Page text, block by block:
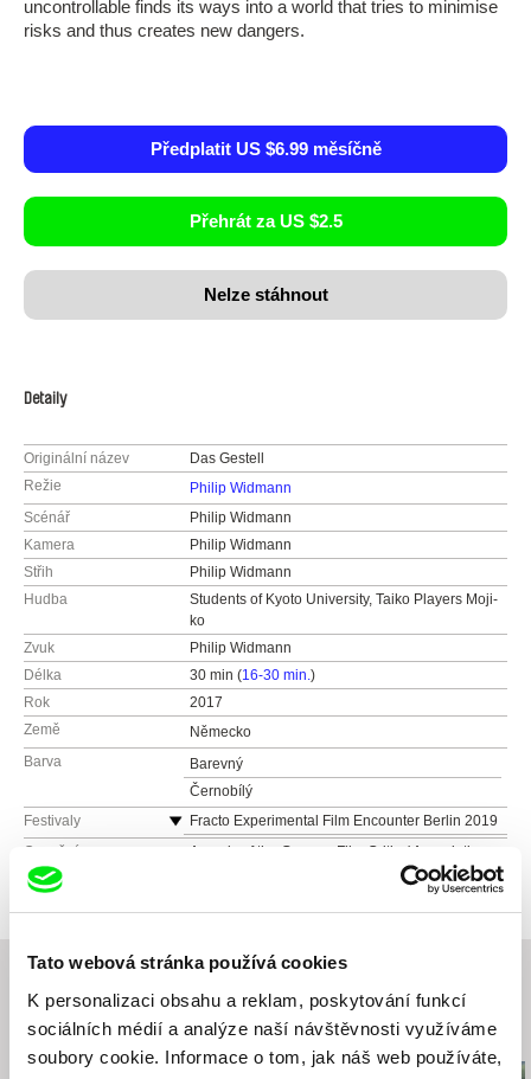
Tato webová stránka používá cookies
K personalizaci obsahu a reklam, poskytování funkcí
sociálních médií a analýze naší návštěvnosti využíváme
soubory cookie. Informace o tom, jak náš web používáte,
uncontrollable finds its ways into a world that tries to minimise
risks and thus creates new dangers.
Předplatit US $6.99 měsíčně
Přehrát za US $2.5
Nelze stáhnout
Detaily
Originální název
Das Gestell
Režie
Philip Widmann
Scénář
Philip Widmann
Kamera
Philip Widmann
Střih
Philip Widmann
Hudba
Students of Kyoto University, Taiko Players Moji-
ko
Zvuk
Philip Widmann
Délka
30 min (16-30 min.)
Rok
2017
Země
Německo
Barva
Barevný
Černobílý
Festivaly
Fracto Experimental Film Encounter Berlin 2019
Cine Esquema Novo Porto Alegre 2018
La Cabina Festival Internacional de
Thai Short Film & Video Festival 2018
Media 2018
Cork Film Festival 2017
Hanoi DocFest 2017
Ocenění
Awards of the German Film Critics' Association
2018 – Shortlist Experimental Film
Související filmy (20)